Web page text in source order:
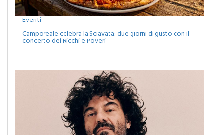
Eventi
Camporeale celebra la Sciavata: due giorni di gusto con il
concerto dei Ricchi e Poveri